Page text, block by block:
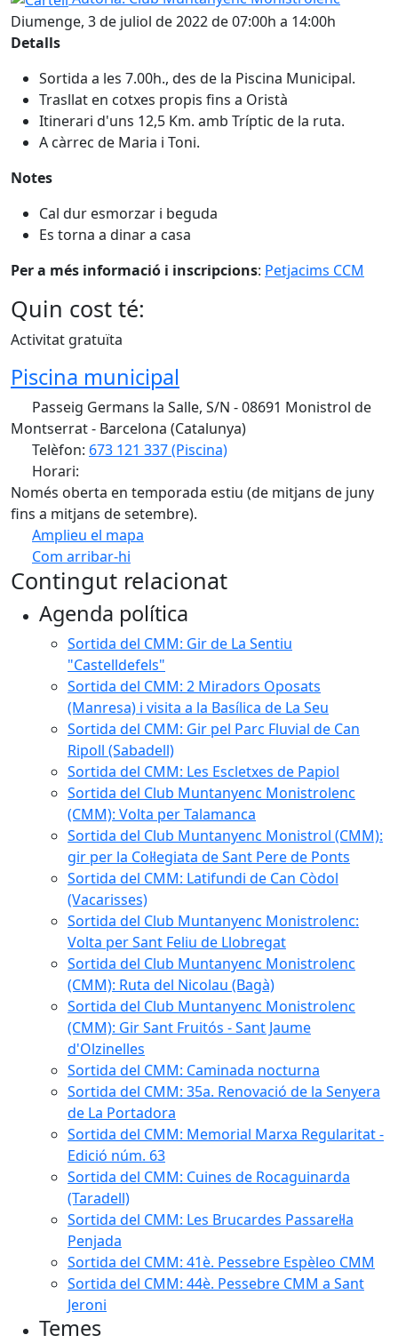
Diumenge, 3 de juliol de 2022 de 07:00h a 14:00h
Detalls
Sortida a les 7.00h., des de la Piscina Municipal.
Trasllat en cotxes propis fins a Oristà
Itinerari d'uns 12,5 Km. amb Tríptic de la ruta.
A càrrec de Maria i Toni.
Notes
Cal dur esmorzar i beguda
Es torna a dinar a casa
Per a més informació i inscripcions: Petjacims CCM
Quin cost té:
Activitat gratuïta
Piscina municipal
Passeig Germans la Salle, S/N - 08691 Monistrol de
Montserrat - Barcelona (Catalunya)
Telèfon: 673 121 337 (Piscina)
Horari:
Només oberta en temporada estiu (de mitjans de juny
fins a mitjans de setembre).
Amplieu el mapa
Com arribar-hi
+
−
Contingut relacionat
Agenda política
Sortida del CMM: Gir de La Sentiu
"Castelldefels"
Sortida del CMM: 2 Miradors Oposats
(Manresa) i visita a la Basílica de La Seu
Sortida del CMM: Gir pel Parc Fluvial de Can
Ripoll (Sabadell)
Sortida del CMM: Les Escletxes de Papiol
Sortida del Club Muntanyenc Monistrolenc
(CMM): Volta per Talamanca
Sortida del Club Muntanyenc Monistrol (CMM):
gir per la Col·legiata de Sant Pere de Ponts
Sortida del CMM: Latifundi de Can Còdol
(Vacarisses)
Sortida del Club Muntanyenc Monistrolenc:
Volta per Sant Feliu de Llobregat
Sortida del Club Muntanyenc Monistrolenc
(CMM): Ruta del Nicolau (Bagà)
Sortida del Club Muntanyenc Monistrolenc
(CMM): Gir Sant Fruitós - Sant Jaume
d'Olzinelles
Sortida del CMM: Caminada nocturna
Sortida del CMM: 35a. Renovació de la Senyera
de La Portadora
Sortida del CMM: Memorial Marxa Regularitat -
Edició núm. 63
Sortida del CMM: Cuines de Rocaguinarda
(Taradell)
Sortida del CMM: Les Brucardes Passarel·la
Penjada
Sortida del CMM: 41è. Pessebre Espèleo CMM
Sortida del CMM: 44è. Pessebre CMM a Sant
Jeroni
Temes